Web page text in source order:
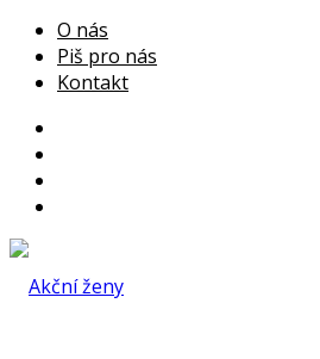
O nás
Piš pro nás
Kontakt